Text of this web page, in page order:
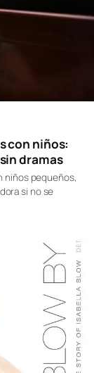
con niños:
dramas
niños pequeños,
si no se